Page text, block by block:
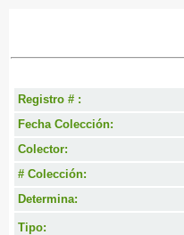
Registro # :
Fecha Colección:
Colector:
# Colección:
Determina:
Tipo: